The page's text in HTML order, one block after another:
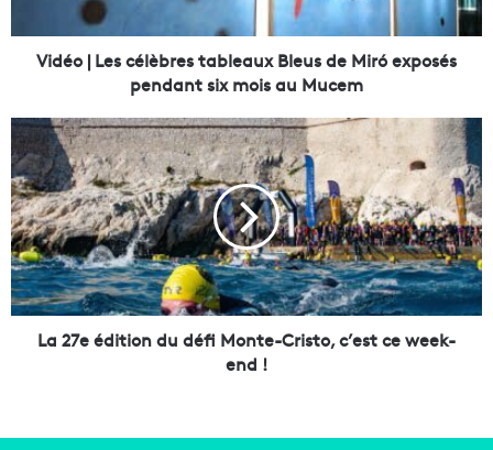
s
è
b
r
e
s
t
a
b
l
Vidéo | Les célèbres tableaux Bleus de Miró exposés
pendant six mois au Mucem
L
a
2
7
e
é
d
i
t
La 27e édition du défi Monte-Cristo, c’est ce week-
end !